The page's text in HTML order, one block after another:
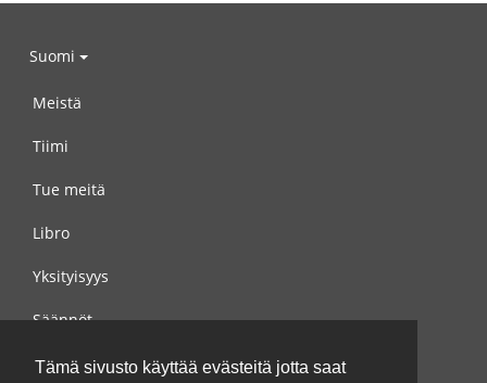
Tämä sivusto käyttää evästeitä jotta saat
Suomi
Meistä
Tiimi
Tue meitä
Libro
Yksityisyys
Säännöt
Ota yhteyttä meihin